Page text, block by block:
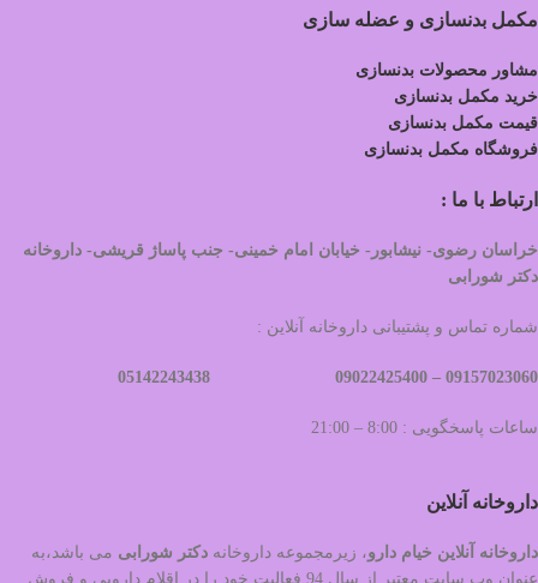
مکمل بدنسازی و عضله سازی
مشاور محصولات بدنسازی
خرید مکمل بدنسازی
قیمت مکمل بدنسازی
فروشگاه مکمل بدنسازی
ارتباط با ما :
خراسان رضوی- نیشابور- خیابان امام خمینی- جنب پاساژ قریشی- داروخانه
دکتر شورابی
شماره تماس و پشتیبانی داروخانه آنلاین :
09157023060 –
ساعات پاسخگویی : 8:00 – 21:00
داروخانه آنلاین
داروخانه آنلاین خیام دارو، زیرمجموعه داروخانه دکتر شورابی می باشد،به
عنوان وب سایت معتبر از سال 94 فعالیت خود را در اقلام دارویی و فروش